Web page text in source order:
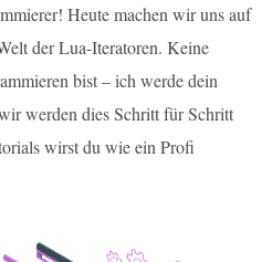
Heute machen wir uns auf
der Lua-Iteratoren. Keine
bist – ich werde dein
werden dies Schritt für Schritt
wirst du wie ein Profi